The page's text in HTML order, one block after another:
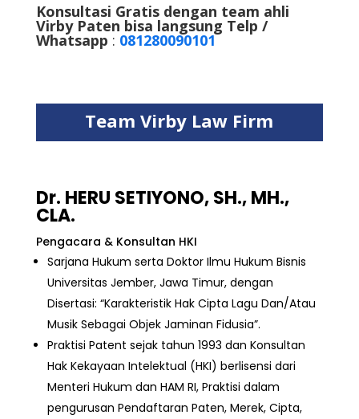
Konsultasi Gratis dengan team ahli
Virby Paten bisa langsung Telp /
Whatsapp : 081280090101
Team Virby Law Firm
Dr. HERU SETIYONO, SH., MH.,
CLA.
Pengacara & Konsultan HKI
Sarjana Hukum serta Doktor Ilmu Hukum Bisnis
Universitas Jember, Jawa Timur, dengan
Disertasi: “Karakteristik Hak Cipta Lagu Dan/Atau
Musik Sebagai Objek Jaminan Fidusia”.
Praktisi Patent sejak tahun 1993 dan Konsultan
Hak Kekayaan Intelektual (HKI) berlisensi dari
Menteri Hukum dan HAM RI, Praktisi dalam
pengurusan Pendaftaran Paten, Merek, Cipta,